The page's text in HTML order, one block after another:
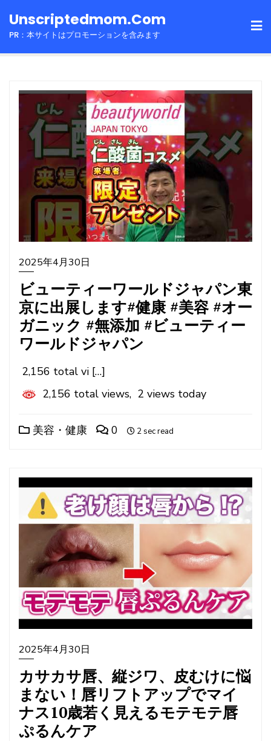
toUnscriptedmom.com
PR：本サイトはプロモーションを含みます
2025年4月30日
ビューティーワールドジャパン東
京に出展します#健康 #美容 #オー
ガニック #無添加 #ビューティー
ワールドジャパン
2,156 total vi […]
2,156 total views, 2 views today
美容・健康 0 2 sec read
2025年4月30日
カサカサ唇、縦ジワ、皮むけに悩
まない！唇リフトアップでマイ
ナス10歳若く見えるモテモテ唇
ぷるんケア